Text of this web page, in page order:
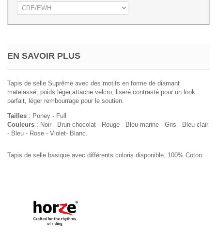
EN SAVOIR PLUS
Tapis de selle Suprême avec des motifs en forme de diamant
matelassé, poids léger,attache velcro, liseré contrasté pour un look
parfait, léger rembourrage pour le soutien.
Tailles : Poney - Full
Couleurs : Noir - Brun chocolat - Rouge - Bleu marine - Gris - Bleu clair
- Bleu - Rose - Violet- Blanc.
Tapis de selle basique avec différents coloris disponible, 100% Coton